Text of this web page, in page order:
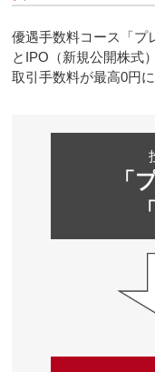
優遇手数料コース「プ
とIPO（新規公開株式
取引手数料が最高0円に
「